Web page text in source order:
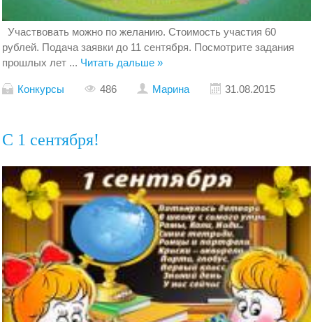
Участвовать можно по желанию. Стоимость участия 60
рублей. Подача заявки до 11 сентября. Посмотрите задания
прошлых лет ... Читать дальше »
Конкурсы 486 Марина 31.08.2015
С 1 сентября!